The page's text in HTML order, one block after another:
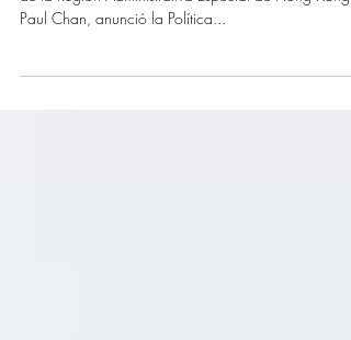
El 23 de febrero de 2022 el Secretario de Finanzas